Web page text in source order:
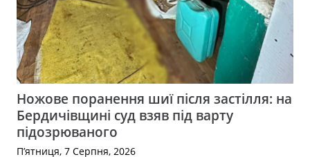
Ножове поранення шиї після застілля: на
Бердичівщині суд взяв під варту
підозрюваного
П’ятниця, 7 Серпня, 2026